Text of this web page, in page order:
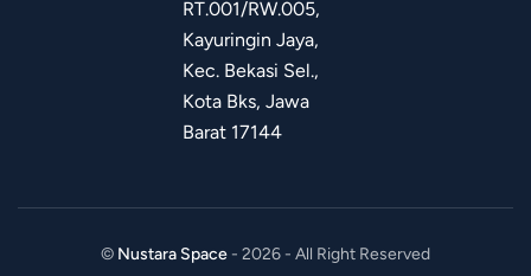
RT.001/RW.005,
Kayuringin Jaya,
Kec. Bekasi Sel.,
Kota Bks, Jawa
Barat 17144
© Nustara Space - 2026 - All Right Reserved